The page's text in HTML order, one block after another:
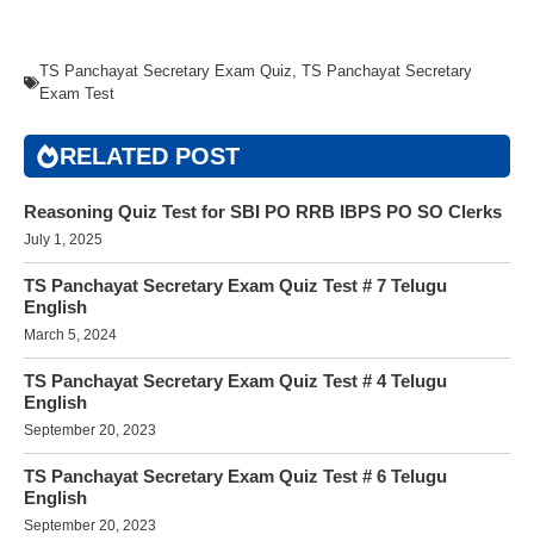
TS Panchayat Secretary Exam Quiz, TS Panchayat Secretary
Exam Test
RELATED POST
Reasoning Quiz Test for SBI PO RRB IBPS PO SO Clerks
July 1, 2025
TS Panchayat Secretary Exam Quiz Test # 7 Telugu
English
March 5, 2024
TS Panchayat Secretary Exam Quiz Test # 4 Telugu
English
September 20, 2023
TS Panchayat Secretary Exam Quiz Test # 6 Telugu
English
September 20, 2023